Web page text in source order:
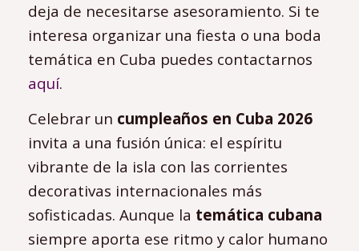
deja de necesitarse asesoramiento. Si te
interesa organizar una fiesta o una boda
temática en Cuba puedes contactarnos
aquí.
Celebrar un cumpleaños en Cuba 2026
invita a una fusión única: el espíritu
vibrante de la isla con las corrientes
decorativas internacionales más
sofisticadas. Aunque la temática cubana
siempre aporta ese ritmo y calor humano